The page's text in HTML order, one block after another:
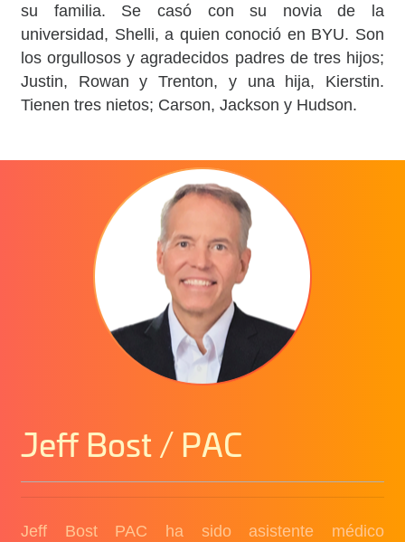
su familia. Se casó con su novia de la
universidad, Shelli, a quien conoció en BYU. Son
los orgullosos y agradecidos padres de tres hijos;
Justin, Rowan y Trenton, y una hija, Kierstin.
Tienen tres nietos; Carson, Jackson y Hudson.
Jeff Bost / PAC
Jeff Bost PAC ha sido asistente médico